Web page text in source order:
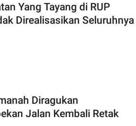
Yang Tayang di RUP
Direalisasikan Seluruhnya
Diragukan
Jalan Kembali Retak